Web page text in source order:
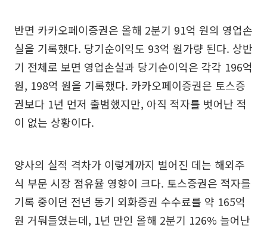
반면 카카오페이증권은 올해 2분기 91억 원의 영업손
실을 기록했다. 당기순이익도 93억 원가량 된다. 상반
기 전체로 보면 영업손실과 당기순이익은 각각 196억
원, 198억 원을 기록했다. 카카오페이증권은 토스증
권보다 1년 먼저 출범했지만, 아직 적자를 벗어난 적
이 없는 상황이다.
양사의 실적 격차가 이렇게까지 벌어진 데는 해외주
식 부문 시장 점유율 영향이 크다. 토스증권은 적자를
기록 중이던 전년 동기 외화증권 수수료를 약 165억
원 거둬들였는데, 1년 만인 올해 2분기 126% 늘어난